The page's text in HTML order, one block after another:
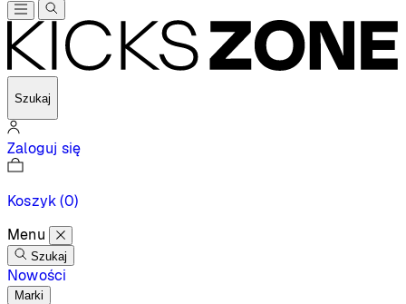
Szukaj
Zaloguj się
Koszyk(0)
Menu
Szukaj
Nowości
Marki